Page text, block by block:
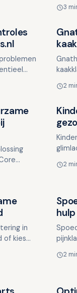
3
2
2
in
of kies
2